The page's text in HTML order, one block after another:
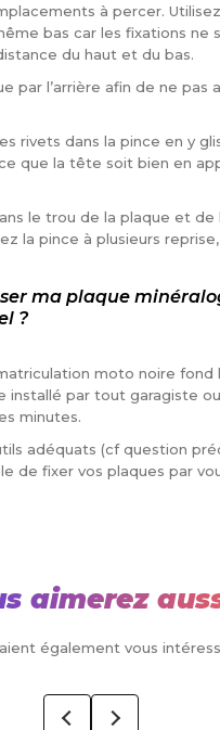
à percer.
bas car les fixations ne
du haut et du bas.
par l’arrière afin de ne pas
rivets dans la pince en y
que la tête soit bien en
le trou de la plaque et de
la pince à plusieurs reprise,
ma plaque
?
moto noire fond
installé par tout garagiste
minutes.
adéquats (cf question
de fixer vos plaques par
aimerez
également vous